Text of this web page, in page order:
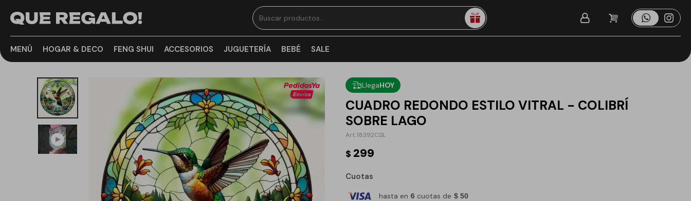
MENÚ HOGAR & DECO FENG SHUI ACCESORIOS JUGUETERÍA BEBÉ SALE
LlegaHOY
CUADRO REDONDO ESTILO VITRAL - COLIBRÍ
SOBRE LAGO
18392CSL
$ 299
Cuotas
hasta en 6 cuotas de $ 50